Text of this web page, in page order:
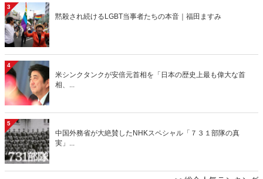
3
黙殺され続けるLGBT当事者たちの本音｜福田ますみ
4
米シンクタンクが安倍元首相を「日本の歴史上最も偉大な首
相、...
5
中国外務省が大絶賛したNHKスペシャル「７３１部隊の真
実」...